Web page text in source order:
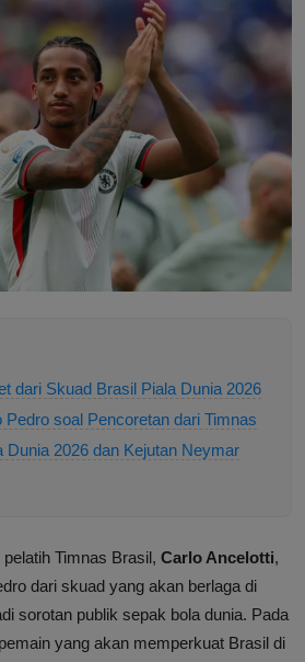
dari Skuad Brasil Piala Dunia 2026
soal Pencoretan dari Timnas
Dunia 2026 dan Kejutan Neymar
Timnas Brasil, Carlo Ancelotti,
dari skuad yang akan berlaga di
sorotan publik sepak bola dunia. Pada
yang akan memperkuat Brasil di